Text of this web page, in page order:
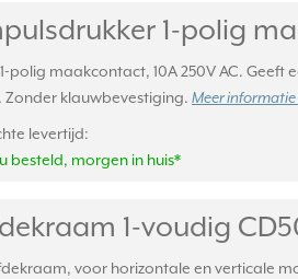
1-polig
polig maakcontact, 10A 250V AC.
klauwbevestiging. Meer informatie
levertijd:
besteld, morgen in huis*
1-voudig
voor horizontale en verticale